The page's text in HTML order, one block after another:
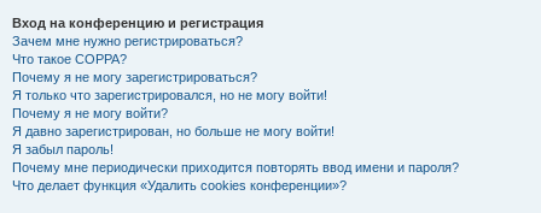
Вход на конференцию и регистрация
Зачем мне нужно регистрироваться?
Что такое COPPA?
Почему я не могу зарегистрироваться?
Я только что зарегистрировался, но не могу войти!
Почему я не могу войти?
Я давно зарегистрирован, но больше не могу войти!
Я забыл пароль!
Почему мне периодически приходится повторять ввод имени и пароля?
Что делает функция «Удалить cookies конференции»?